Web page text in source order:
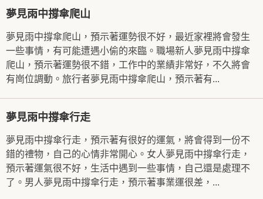
夢見雨中撐傘爬山
夢見雨中撐傘爬山，預示著運勢很不好，最近家裡將會發生
一些事情，有可能遭遇小偷的來臨。職場新人夢見雨中撐傘
爬山，預示著運勢很不錯，工作中的業績非常好，不久將會
有崗位調動。旅行者夢見雨中撐傘爬山，預示著有...
夢見雨中撐傘行走
夢見雨中撐傘行走，預示著有很好的運氣，將會得到一份不
錯的禮物，自己的心情非常開心。女人夢見雨中撐傘行走，
預示著運氣很不好，生活中遇到一些事情，自己還是處理不
了。男人夢見雨中撐傘行走，預示著事業運很差，...